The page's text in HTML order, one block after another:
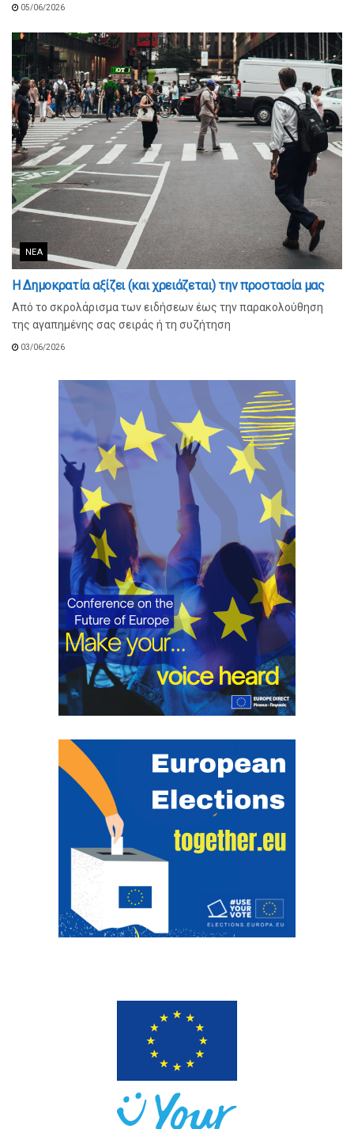
05/06/2026
ΝΈΑ
Η Δημοκρατία αξίζει (και χρειάζεται) την προστασία μας
Από το σκρολάρισμα των ειδήσεων έως την παρακολούθηση
της αγαπημένης σας σειράς ή τη συζήτηση
03/06/2026